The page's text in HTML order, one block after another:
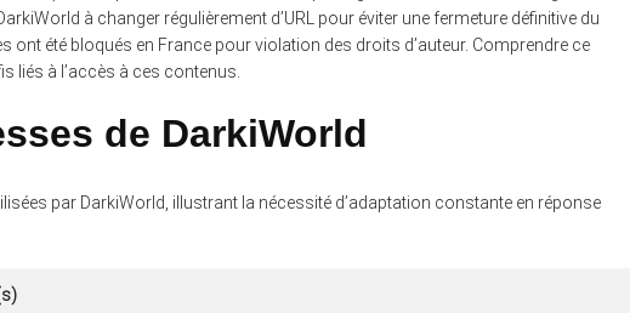
à changer régulièrement d’URL pour éviter une fermeture définitive du
ont été bloqués en France pour violation des droits d’auteur. Comprendre ce
liés à l’accès à ces contenus.
de DarkiWorld
par DarkiWorld, illustrant la nécessité d’adaptation constante en réponse